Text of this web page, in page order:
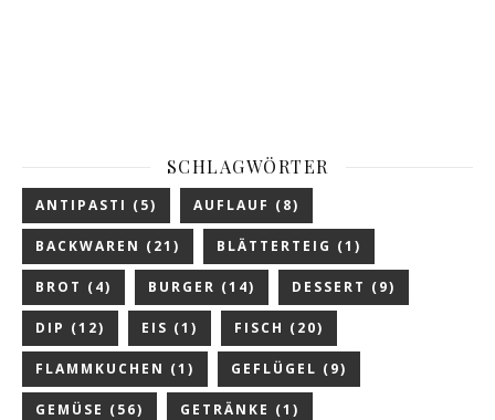
SCHLAGWÖRTER
ANTIPASTI (5) AUFLAUF (8)
BACKWAREN (21) BLÄTTERTEIG (1)
BROT (4) BURGER (14) DESSERT (9)
DIP (12) EIS (1) FISCH (20)
FLAMMKUCHEN (1) GEFLÜGEL (9)
GEMÜSE (56) GETRÄNKE (1)